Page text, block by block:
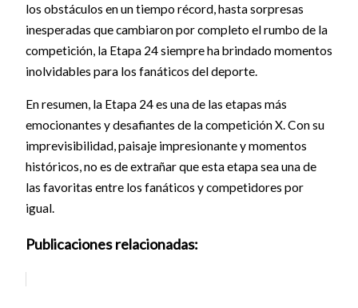
los obstáculos en un tiempo récord, hasta sorpresas
inesperadas que cambiaron por completo el rumbo de la
competición, la Etapa 24 siempre ha brindado momentos
inolvidables para los fanáticos del deporte.
En resumen, la Etapa 24 es una de las etapas más
emocionantes y desafiantes de la competición X. Con su
imprevisibilidad, paisaje impresionante y momentos
históricos, no es de extrañar que esta etapa sea una de
las favoritas entre los fanáticos y competidores por
igual.
Publicaciones relacionadas: